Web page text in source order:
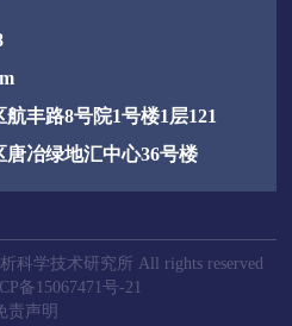
丰路8号院1号楼1层121
冶绿地汇中心36号楼
科学技术研究所 All rights reserved
备15067471号-21
责声明